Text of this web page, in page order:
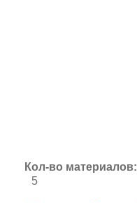
Кол-во материалов:
5